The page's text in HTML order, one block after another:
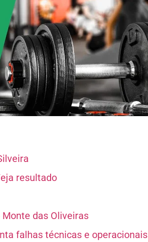
resultado
das Oliveiras
falhas técnicas e operacionais